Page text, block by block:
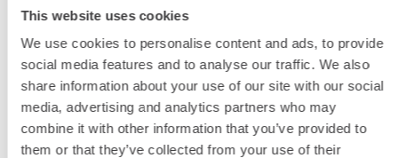
This website uses cookies
We use cookies to personalise content and ads, to provide
social media features and to analyse our traffic. We also
share information about your use of our site with our social
media, advertising and analytics partners who may
combine it with other information that you’ve provided to
them or that they’ve collected from your use of their
0 - 1800 RPM
3,6 kg
Vääntövoima
1000 Nm
Lataa lisää
Ensimmäinen pv 16,54 € / pv